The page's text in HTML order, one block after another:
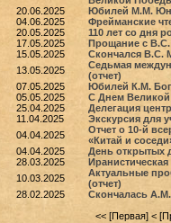
20.06.2025
Юбилей М.М.
04.06.2025
Фрейманские
20.05.2025
110 лет со дня
17.05.2025
Прощание с
15.05.2025
Скончался В.С.
13.05.2025
Седьмая
(отчет)
07.05.2025
Юбилей К.М.
05.05.2025
С Днем
25.04.2025
Делегация
11.04.2025
Экскурсия для
04.04.2025
Отчет о 10-й
«Китай и
04.04.2025
День открытых
28.03.2025
10.03.2025
Актуальные
(отчет)
28.02.2025
Скончалась
<< [Первая] <